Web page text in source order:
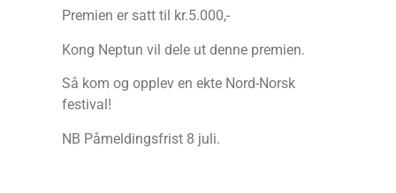
Premien er satt til kr.5.000,-
Kong Neptun vil dele ut denne premien.
Så kom og opplev en ekte Nord-Norsk
festival!
NB Påmeldingsfrist 8 juli.